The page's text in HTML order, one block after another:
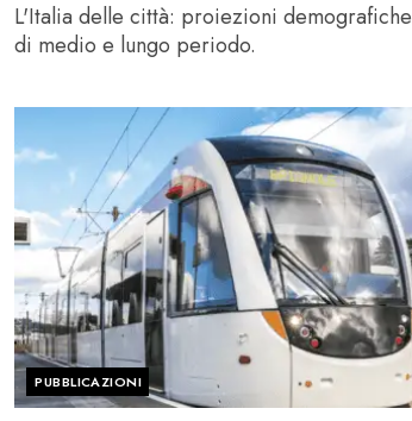
L'Italia delle città: proiezioni demografiche
di medio e lungo periodo.
PUBBLICAZIONI